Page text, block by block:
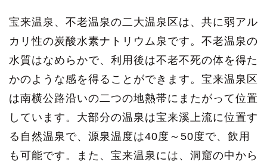
宝来温泉、不老温泉の二大温泉区は、共に弱アル
カリ性の炭酸水素ナトリウム泉です。不老温泉の
水質はなめらかで、利用後は不老不死の体を得た
かのような感を得ることができます。宝来温泉区
は南横公路沿いの二つの地熱帯にまたがって位置
しています。大部分の温泉は宝来溪上流に位置す
る自然温泉で、源泉温度は40度～50度で、飲用
も可能です。また、宝来温泉には、洞窟の中から